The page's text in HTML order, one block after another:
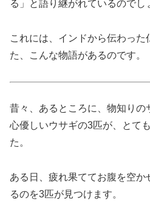
る」と語り継がれているのでし
これには、インドから伝わった
た、こんな物語があるのです。
昔々、あるところに、物知りの
心優しいウサギの3匹が、とて
た。
ある日、疲れ果ててお腹を空
るのを3匹が見つけます。